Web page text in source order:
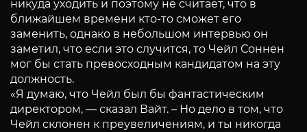
никуда уходить и поэтому не считает, что в
ближайшем времени кто-то сможет его
заменить, однако в небольшом интервью он
заметил, что если это случится, то Чейл Соннен
мог бы стать превосходным кандидатом на эту
должность.
«Я думаю, что Чейл был бы фантастическим
директором, — сказал Вайт. – Но дело в том, что
Чейл склонен к преувеличениям, и ты никогда